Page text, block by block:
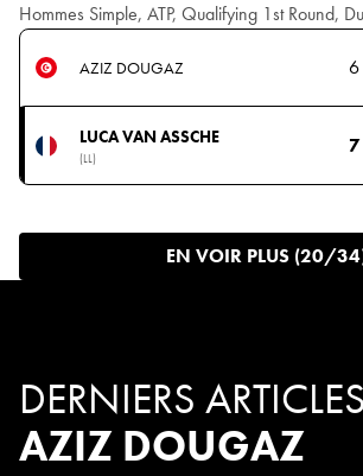
Hommes Simple, ATP, Qualifying 1st Round,
AZIZ DOUGAZ 6
LUCA VAN ASSCHE
(LL)
7
EN VOIR PLUS (20/
DERNIERS
AZIZ DOUGAZ